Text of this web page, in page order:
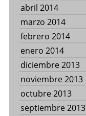
abril 2014
marzo 2014
febrero 2014
enero 2014
diciembre 2013
noviembre 2013
octubre 2013
septiembre 2013